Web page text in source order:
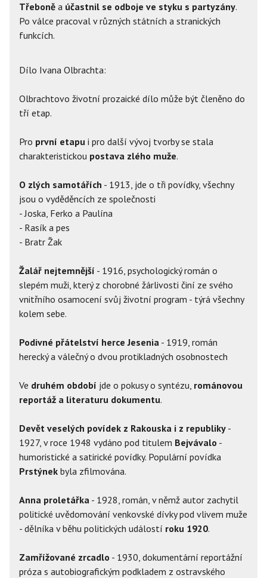
Třeboně a účastnil se odboje ve styku s partyzány.
Po válce pracoval v různých státních a stranických
funkcích.
Dílo Ivana Olbrachta:
Olbrachtovo životní prozaické dílo může být členěno do
tří etap.
Pro první etapu i pro další vývoj tvorby se stala
charakteristickou postava zlého muže.
O zlých samotářích - 1913, jde o tři povídky, všechny
jsou o vyděděncích ze společnosti
- Joska, Ferko a Paulína
- Rasík a pes
- Bratr Žak
Žalář nejtemnější - 1916, psychologický román o
slepém muži, který z chorobné žárlivosti činí ze svého
vnitřního osamocení svůj životní program - týrá všechny
kolem sebe.
Podivné přátelství herce Jesenia - 1919, román
herecký a válečný o dvou protikladných osobnostech
Ve druhém období jde o pokusy o syntézu, románovou
reportáž a literaturu dokumentu.
Devět veselých povídek z Rakouska i z republiky -
1927, v roce 1948 vydáno pod titulem Bejvávalo -
humoristické a satirické povídky. Populární povídka
Prstýnek byla zfilmována.
Anna proletářka - 1928, román, v němž autor zachytil
politické uvědomování venkovské dívky pod vlivem muže
- dělníka v běhu politických událostí roku 1920.
Zamřížované zrcadlo - 1930, dokumentární reportážní
próza s autobiografickým podkladem z ostravského